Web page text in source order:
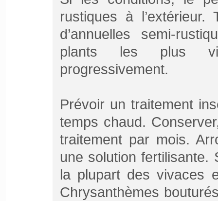
rustiques à
d’annuelles semi-
plants les plus
progressivement.
Prévoir un traitement
temps chaud.
traitement par mois.
une solution fertilisante.
la plupart des vivaces
Chrysanthèmes